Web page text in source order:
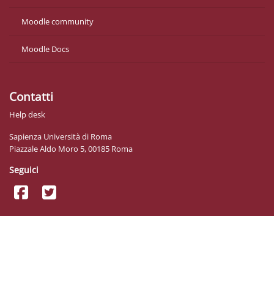
Moodle community
Moodle Docs
Contatti
Help desk
Sapienza Università di Roma
Piazzale Aldo Moro 5, 00185 Roma
Seguici